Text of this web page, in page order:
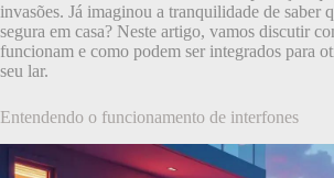
invasões. Já imaginou a tranquilidade de saber
segura em casa? Neste artigo, vamos discutir
funcionam e como podem ser integrados para
seu lar.
Entendendo o funcionamento de interfones